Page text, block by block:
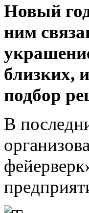
Новый
ним
близких,
подбор
В